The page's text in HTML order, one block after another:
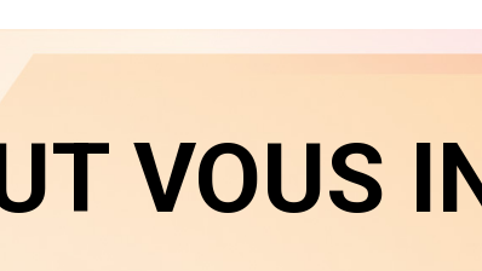
VOUS